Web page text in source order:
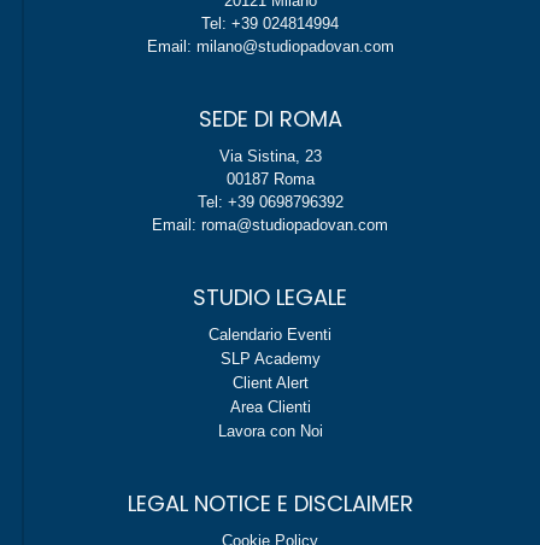
Tel: +39 024814994
Email: milano@studiopadovan.com
SEDE DI ROMA
Via Sistina, 23
00187 Roma
Tel: +39 0698796392
Email: roma@studiopadovan.com
STUDIO LEGALE
Calendario Eventi
SLP Academy
Client Alert
Area Clienti
Lavora con Noi
LEGAL NOTICE E DISCLAIMER
Cookie Policy